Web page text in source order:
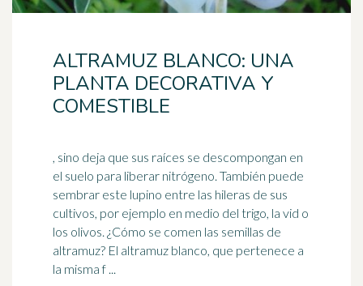
ALTRAMUZ BLANCO: UNA
PLANTA DECORATIVA Y
COMESTIBLE
, sino deja que sus raíces se descompongan en
el suelo para liberar nitrógeno. También puede
sembrar este lupino entre las hileras de sus
cultivos, por ejemplo en medio del trigo, la vid o
los olivos. ¿Cómo se comen las semillas de
altramuz? El altramuz blanco, que pertenece a
la misma f ...